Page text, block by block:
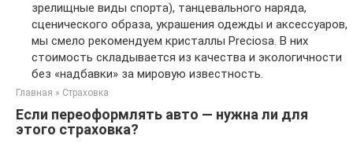
зрелищные виды спорта), танцевального наряда,
сценического образа, украшения одежды и аксессуаров,
мы смело рекомендуем кристаллы Preciosa. В них
стоимость складывается из качества и экологичности
без «надбавки» за мировую известность.
Главная » Страховка
Если переоформлять авто — нужна ли для
этого страховка?